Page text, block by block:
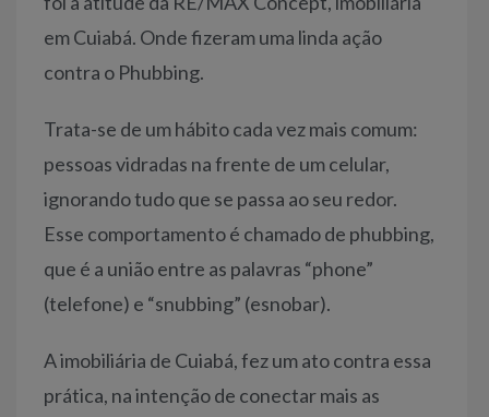
em Cuiabá. Onde fizeram uma linda ação
contra o Phubbing.
Trata-se de um hábito cada vez mais comum:
pessoas vidradas na frente de um celular,
ignorando tudo que se passa ao seu redor.
Esse comportamento é chamado de phubbing,
que é a união entre as palavras “phone”
(telefone) e “snubbing” (esnobar).
A imobiliária de Cuiabá, fez um ato contra essa
prática, na intenção de conectar mais as